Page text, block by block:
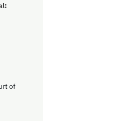
of